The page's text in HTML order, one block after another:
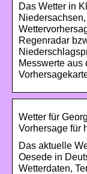
Das Wetter in
Regenradar
Messwerte aus
Wetter für
Vorhersage für
Das aktuelle
Oesede in
Wetterdaten,